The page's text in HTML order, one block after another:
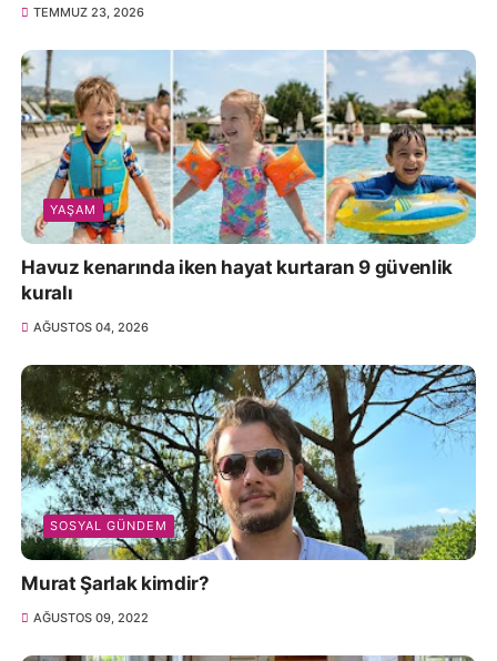
TEMMUZ 23, 2026
YAŞAM
Havuz kenarında iken hayat kurtaran 9 güvenlik
kuralı
AĞUSTOS 04, 2026
SOSYAL GÜNDEM
Murat Şarlak kimdir?
AĞUSTOS 09, 2022